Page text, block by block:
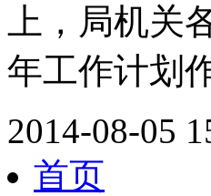
上，局机关
年工作计划
2014-08-05
首页